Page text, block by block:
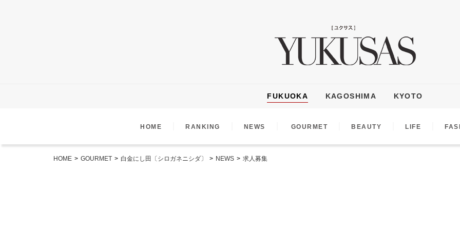
FUKUOKA KAGOSHIMA KYOTO
HOME RANKING NEWS GOURMET BEAUTY LIFE
HOME > GOURMET > 白金にし田〔シロガネニシダ〕 > NEWS > 求人募集